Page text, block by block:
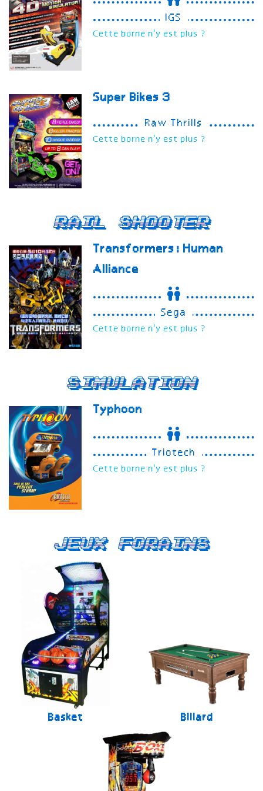
IGS
Cette borne n'y est plus ?
Super Bikes 3
Raw Thrills
Cette borne n'y est plus ?
Rail Shooter
Transformers: Human
Alliance
Sega
Cette borne n'y est plus ?
Simulation
Typhoon
Triotech
Cette borne n'y est plus ?
Jeux forains
Basket Billard